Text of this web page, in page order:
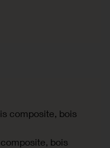
composite, bois
bois